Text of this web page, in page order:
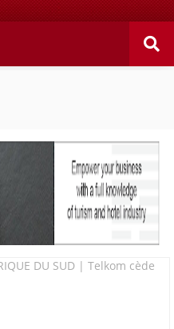
dans les bouquets
tsara indrindra ho
DU SUD | Telkom cède